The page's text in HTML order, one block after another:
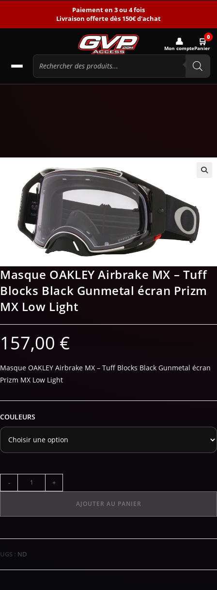
Paiement en 3 ou 4 fois
Livraison offerte dès 150€ d'achat
👤
Mon compte
🛒0
Panier
Masque OAKLEY Airbrake MX – Tuff
Blocks Black Gunmetal écran Prizm
MX Low Light
157,00 €
Masque OAKLEY Airbrake MX – Tuff Blocks Black Gunmetal écran
Prizm MX Low Light
COULEURS
- +
AJOUTER AU PANIER
UGS : ND